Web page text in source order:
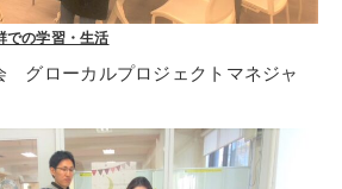
での学習・生活
グローカルプロジェクトマネジャ